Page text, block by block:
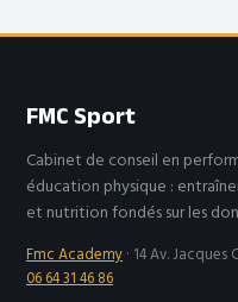
FMC Sport
Cabinet de conseil en
éducation physique :
et nutrition fondés sur les
Fmc Academy · 14 Av.
06 64 31 46 86